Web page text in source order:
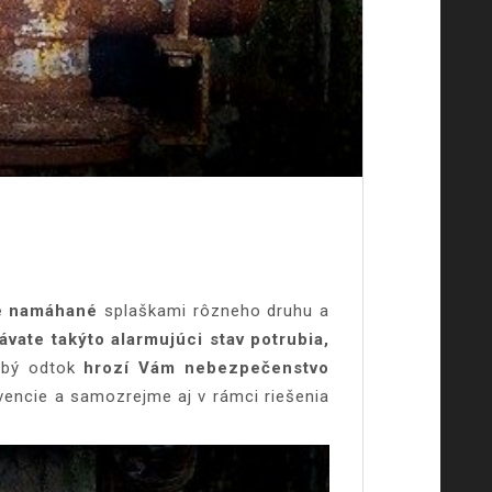
splaškami rôzneho druhu a
takýto alarmujúci stav potrubia,
odtok hrozí Vám nebezpečenstvo
a samozrejme aj v rámci riešenia